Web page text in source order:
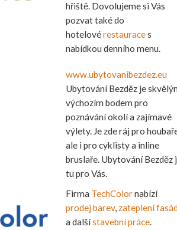
hřiště. Dovolujeme si Vás
pozvat také do
hotelovérestauraces
nabídkou denního menu.
www.ubytovanibezdez.eu
Ubytování Bezděz je
výchozím bodem pro
poznávání okolí a zajímavé
výlety. Je zde ráj pro
ale i pro cyklisty a inline
bruslaře. Ubytování Bezděz
tu pro Vás.
Firma TechColornabízí
prodej barev, zateplení
a dalšístavební práce.